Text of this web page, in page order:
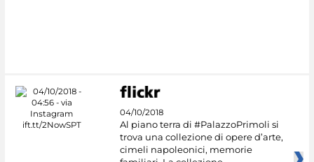
04/10/2018
Al piano terra di #PalazzoPrimoli si
trova una collezione di opere d’arte,
cimeli napoleonici, memorie